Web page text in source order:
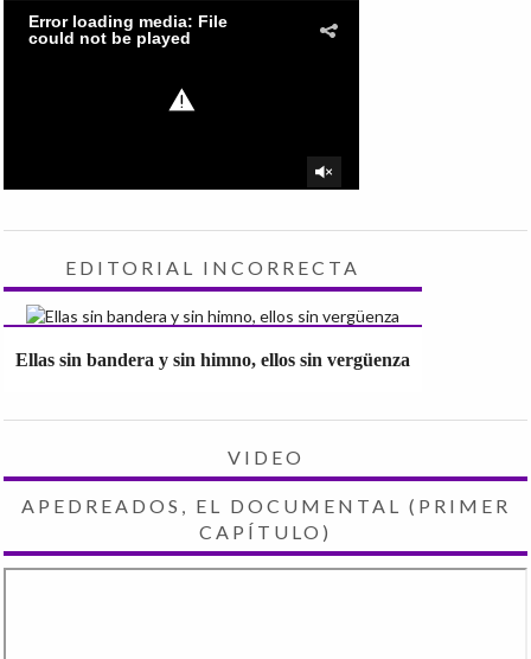
EDITORIAL INCORRECTA
Ellas sin bandera y sin himno, ellos sin vergüenza
VIDEO
APEDREADOS, EL DOCUMENTAL (PRIMER
CAPÍTULO)